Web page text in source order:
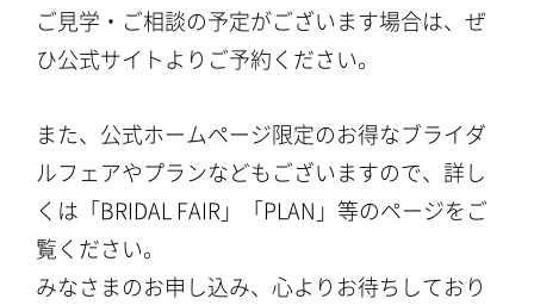
ご見学・ご相談の予定がございます場合は、ぜ
ひ公式サイトよりご予約ください。
また、公式ホームページ限定のお得なブライダ
ルフェアやプランなどもございますので、詳し
くは「BRIDAL FAIR」「PLAN」等のページをご
覧ください。
みなさまのお申し込み、心よりお待ちしており